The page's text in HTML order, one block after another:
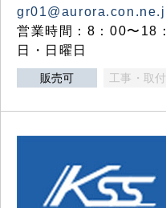
営業時間：8：00〜18
日・日曜日
販売可 工事・取